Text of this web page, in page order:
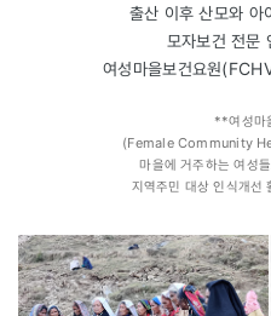
출산 이후 산모와 아
모자보건 전문
여성마을보건요원
**여성마
(Female Community
마을에 거주하는 여성
지역주민 대상 인식개선